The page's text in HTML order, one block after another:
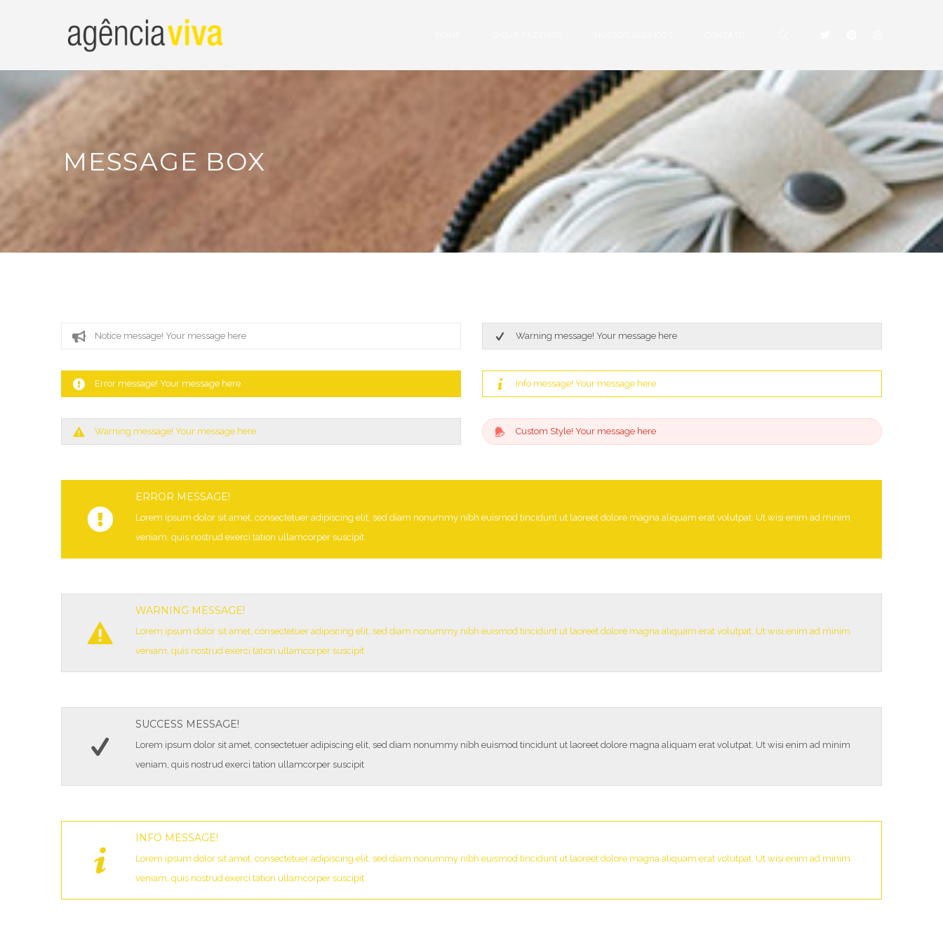
MESSAGE BOX
Notice message! Your message here
Error message! Your message here
Warning message! Your message here
Warning message! Your message here
Info message! Your message here
Custom Style! Your message here
ERROR MESSAGE!
Lorem ipsum dolor sit amet, consectetuer adipiscing elit, sed diam nonummy nibh euismod tincidunt ut laoreet dolore magna aliquam erat volutpat. Ut wisi enim ad minim
veniam, quis nostrud exerci tation ullamcorper suscipit
WARNING MESSAGE!
Lorem ipsum dolor sit amet, consectetuer adipiscing elit, sed diam nonummy nibh euismod tincidunt ut laoreet dolore magna aliquam erat volutpat. Ut wisi enim ad minim
veniam, quis nostrud exerci tation ullamcorper suscipit
SUCCESS MESSAGE!
Lorem ipsum dolor sit amet, consectetuer adipiscing elit, sed diam nonummy nibh euismod tincidunt ut laoreet dolore magna aliquam erat volutpat. Ut wisi enim ad minim
veniam, quis nostrud exerci tation ullamcorper suscipit
INFO MESSAGE!
Lorem ipsum dolor sit amet, consectetuer adipiscing elit, sed diam nonummy nibh euismod tincidunt ut laoreet dolore magna aliquam erat volutpat. Ut wisi enim ad minim
veniam, quis nostrud exerci tation ullamcorper suscipit